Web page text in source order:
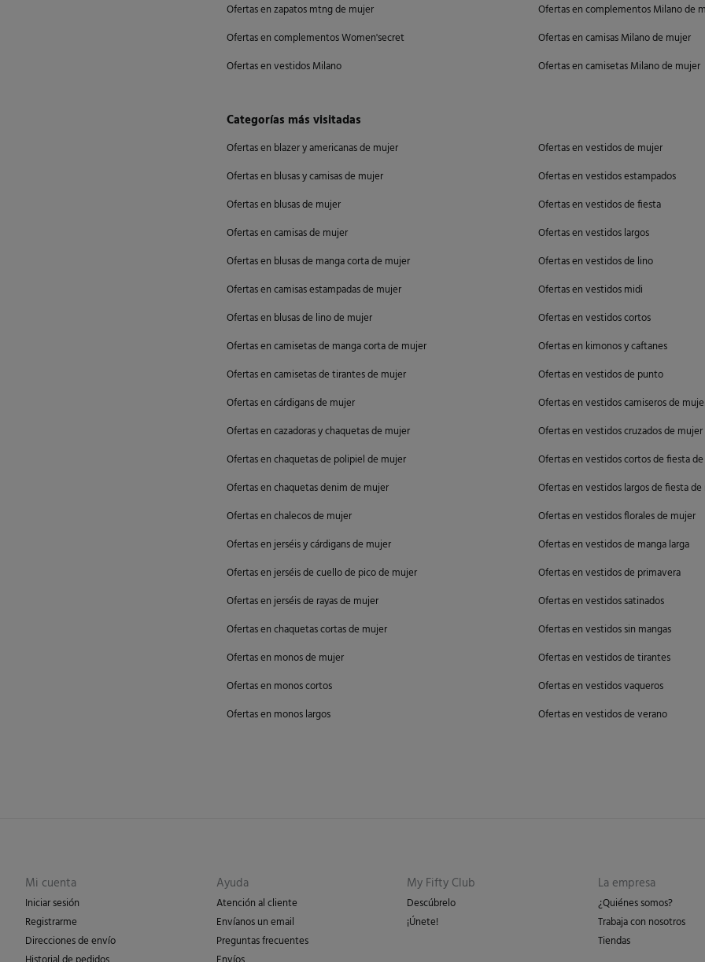
Ofertas en zapatos mtng de mujer
Ofertas en complementos Women'secret
Ofertas en vestidos Milano
Ofertas en complementos Milano de
Ofertas en camisas Milano de mujer
Ofertas en camisetas Milano de mujer
Categorías más visitadas
Ofertas en blazer y americanas de mujer
Ofertas en blusas y camisas de mujer
Ofertas en blusas de mujer
Ofertas en camisas de mujer
Ofertas en blusas de manga corta de mujer
Ofertas en camisas estampadas de mujer
Ofertas en blusas de lino de mujer
Ofertas en camisetas de manga corta de mujer
Ofertas en camisetas de tirantes de mujer
Ofertas en cárdigans de mujer
Ofertas en cazadoras y chaquetas de mujer
Ofertas en chaquetas de polipiel de mujer
Ofertas en chaquetas denim de mujer
Ofertas en chalecos de mujer
Ofertas en jerséis y cárdigans de mujer
Ofertas en jerséis de cuello de pico de mujer
Ofertas en jerséis de rayas de mujer
Ofertas en chaquetas cortas de mujer
Ofertas en monos de mujer
Ofertas en monos cortos
Ofertas en monos largos
Ofertas en vestidos de mujer
Ofertas en vestidos estampados
Ofertas en vestidos de fiesta
Ofertas en vestidos largos
Ofertas en vestidos de lino
Ofertas en vestidos midi
Ofertas en vestidos cortos
Ofertas en kimonos y caftanes
Ofertas en vestidos de punto
Ofertas en vestidos camiseros de
Ofertas en vestidos cruzados de mujer
Ofertas en vestidos cortos de fiesta
Ofertas en vestidos largos de fiesta
Ofertas en vestidos florales de mujer
Ofertas en vestidos de manga larga
Ofertas en vestidos de primavera
Ofertas en vestidos satinados
Ofertas en vestidos sin mangas
Ofertas en vestidos de tirantes
Ofertas en vestidos vaqueros
Ofertas en vestidos de verano
Mi cuenta
Iniciar sesión
Registrarme
Direcciones de envío
Ayuda
Atención al cliente
Envíanos un email
Preguntas frecuentes
My Fifty Club
Descúbrelo
¡Únete!
La empresa
¿Quiénes somos?
Trabaja con nosotros
Tiendas